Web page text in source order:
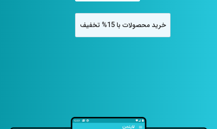
خرید محصولات با 15% تخفیف